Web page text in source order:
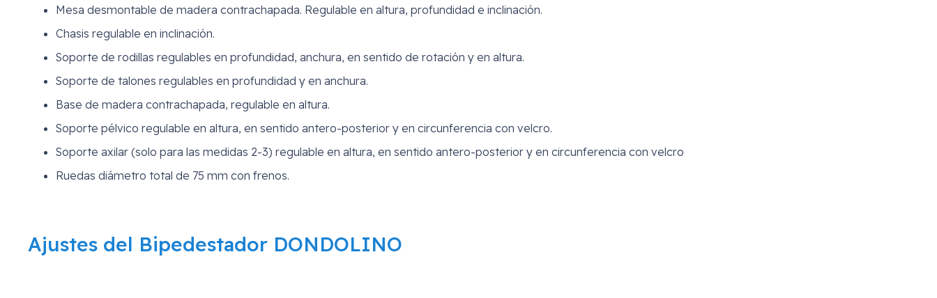
Mesa desmontable de madera contrachapada. Regulable en altura, profundidad e inclinación.
Chasis regulable en inclinación.
Soporte de rodillas regulables en profundidad, anchura, en sentido de rotación y en altura.
Soporte de talones regulables en profundidad y en anchura.
Base de madera contrachapada, regulable en altura.
Soporte pélvico regulable en altura, en sentido antero-posterior y en circunferencia con velcro.
Soporte axilar (solo para las medidas 2-3) regulable en altura, en sentido antero-posterior y en circunferencia con velcro
Ruedas diámetro total de 75 mm con frenos.
Ajustes del Bipedestador DONDOLINO